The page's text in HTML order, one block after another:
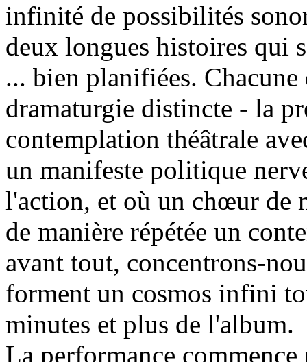
infinité de possibilités
deux longues histoires qui
... bien planifiées. Chacune
dramaturgie distincte - la
contemplation théâtrale
un manifeste politique
l'action, et où un chœur de
de manière répétée un
avant tout, concentrons-
forment un cosmos infini
minutes et plus de l'album.
La performance